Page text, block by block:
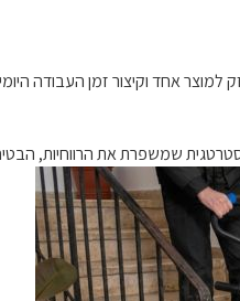
אחד וקיצור זמן העבודה
שמשפרת את הרווחיות,